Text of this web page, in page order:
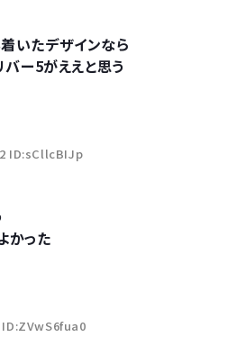
いたデザインなら
ー5がええと思う
ID:sCllcBIJp
かった